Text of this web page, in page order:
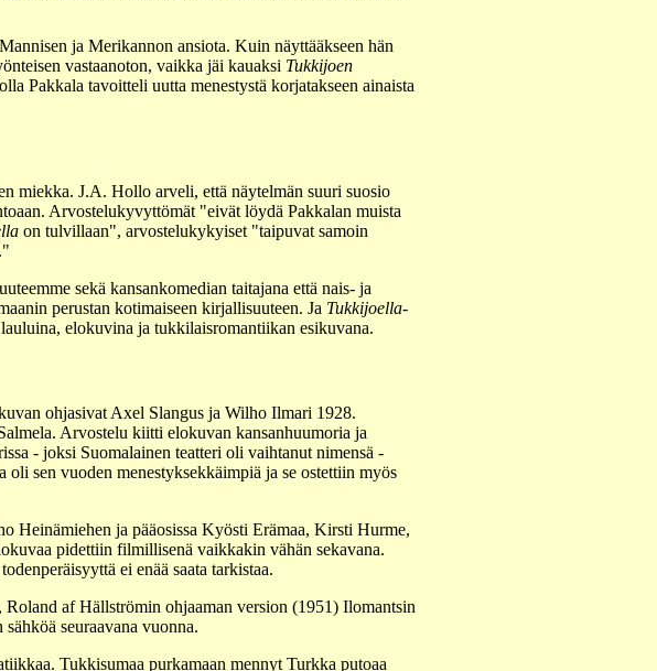
ja Merikannon ansiota. Kuin näyttääkseen hän
vastaanoton, vaikka jäi kauaksi Tukkijoen
Pakkala tavoitteli uutta menestystä korjatakseen ainaista
miekka. J.A. Hollo arveli, että näytelmän suuri suosio
Arvostelukyvyttömät "eivät löydä Pakkalan muista
on tulvillaan", arvostelukykyiset "taipuvat samoin
sekä kansankomedian taitajana että nais- ja
perustan kotimaiseen kirjallisuuteen. Ja Tukkijoella-
elokuvina ja tukkilaisromantiikan esikuvana.
ohjasivat Axel Slangus ja Wilho Ilmari 1928.
Arvostelu kiitti elokuvan kansanhuumoria ja
- joksi Suomalainen teatteri oli vaihtanut nimensä -
sen vuoden menestyksekkäimpiä ja se ostettiin myös
ja pääosissa Kyösti Erämaa, Kirsti Hurme,
pidettiin filmillisenä vaikkakin vähän sekavana.
ei enää saata tarkistaa.
af Hällströmin ohjaaman version (1951) Ilomantsin
seuraavana vuonna.
Tukkisumaa purkamaan mennyt Turkka putoaa